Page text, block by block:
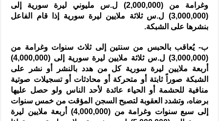
وغرامة من (2,000,000) ل.س مليوني ليرة سورية إلى
(3,000,000) ل.س ثلاثة ملايين ليرة سورية إذا قام الفاعل
بنشرها على الشبكة.
ب- يُعاقب بالحبس من سنتين إلى ثلاث سنوات وغرامة من
(3,000,000) ل.س ثلاثة ملايين ليرة سورية إلى (4,000,000)
أربعة ملايين ليرة سورية كل من هدد بالنشر أو نشر على
الشبكة صوراً ثابتة أو متحركة أو محادثات أو تسجيلات صوتية
منافية للحشمة أو الحياء عائدة لأحد الناس ولو حصل عليها
برضاه، وتشدد العقوبة لتصبح السجن المؤقت من خمس سنوات
إلى سبع سنوات وغرامة من (4,000,000) أربعة ملايين ليرة